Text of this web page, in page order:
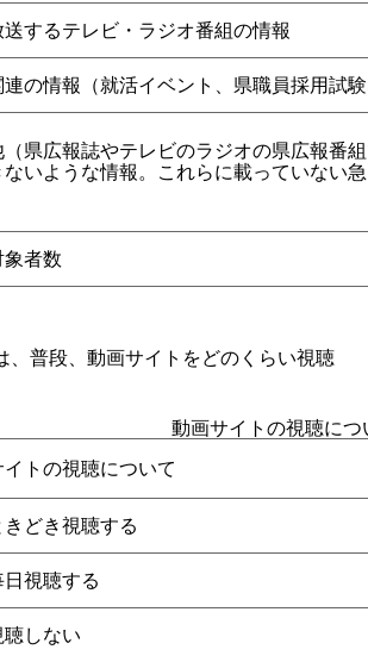
するテレビ・ラジオ番組の情報
の情報（就活イベント、県職員採用試
（県広報誌やテレビのラジオの県広報番
いような情報。これらに載っていない
者数
、普段、動画サイトをどのくらい視聴
動画サイトの視聴につ
トの視聴について
きどき視聴する
日視聴する
聴しない